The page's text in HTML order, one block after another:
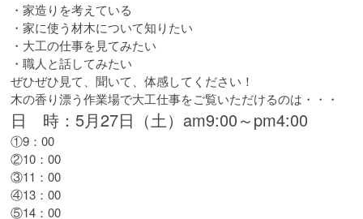
・家造りを考えている
・家に使う材木について知りたい
・大工の仕事を見てみたい
・職人と話してみたい
ぜひぜひ見て、聞いて、体感してください！
木の香り漂う作業場で大工仕事をご覧いただけるのは・・・
日 時：5月27日（土）am9:00～pm4:00
①9：00
②10：00
③11：00
④13：00
⑤14：00